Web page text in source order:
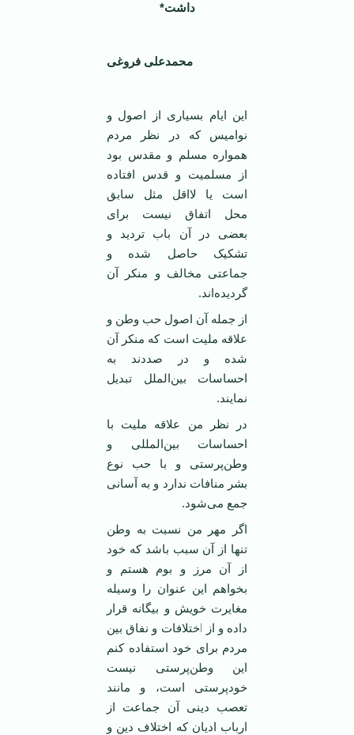
داشت*
محمدعلی فروغی
این ایام بسیاری از اصول و
نوامیس که در نظر مردم
همواره مسلم و مقدس بود
از مسلمیت و قدس افتاده
است یا لااقل مثل سابق
محل اتفاق نیست برای
بعضی در آن باب تردید و
تشکیک حاصل شده و
جماعتی مخالف و منکر آن
گردیده‌اند.
از جمله آن اصول حب وطن و
علاقه ملیت است که منکر آن
شده و در صددند به
احساسات بین‌الملل تبدیل
نمایند.
در نظر من علاقه ملیت با
احساسات بین‌المللی و
وطن‌پرستی و با حب نوع
بشر منافات ندارد و به آسانی
جمع می‌شود.
اگر مهر من نسبت به وطن
تنها از آن سبب باشد که خود
از آن مرز و بوم هستم و
بخواهم این عنوان را وسیله
مغایرت خویش و بیگانه قرار
داده و از اختلافات و نفاق بین
مردم برای خود استفاده کنم
این وطن‌پرستی نیست
خودپرستی است، و مانند
تعصب دینی آن جماعت از
ارباب ادیان که اختلاف دین و